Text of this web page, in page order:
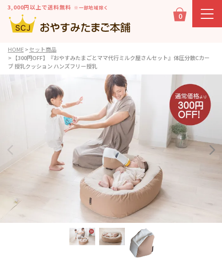
3,000円以上で送料無料 ※一部地域除く
0
HOME
セット商品
【300円OFF】『おやすみたまごとママ代行ミルク屋さんセット』体圧分散Cカー
ブ 授乳クッション ハンズフリー授乳